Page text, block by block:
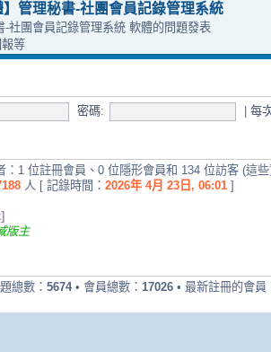
】管理秘書-社團會員記錄管理系統
-社團會員記錄管理系統 軟體的問題發表
等
密碼: 每
：1 位註冊會員、0 位隱形會員和 134 位訪客 (這
人 [ 記錄時間： 2026年 4月 23日, 06:01 ]
版主
總數： 5674• 會員總數： 17026 • 最新註冊的會員